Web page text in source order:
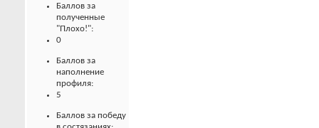
Баллов за
полученные
"Плохо!":
0
Баллов за
наполнение
профиля:
5
Баллов за победу